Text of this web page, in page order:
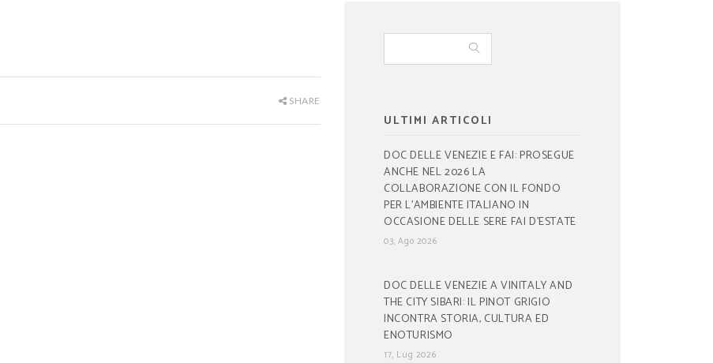
SHARE
ULTIMI ARTICOLI
DOC DELLE VENEZIE E FAI: PROSEGUE
ANCHE NEL 2026 LA
COLLABORAZIONE CON IL FONDO
PER L’AMBIENTE ITALIANO IN
OCCASIONE DELLE SERE FAI D’ESTATE
03, Ago 2026
DOC DELLE VENEZIE A VINITALY AND
THE CITY SIBARI: IL PINOT GRIGIO
INCONTRA STORIA, CULTURA ED
ENOTURISMO
17, Lug 2026